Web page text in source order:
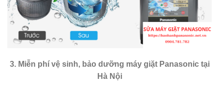
3. Miễn phí vệ sinh, bảo dưỡng máy giặt Panasonic tại
Hà Nội